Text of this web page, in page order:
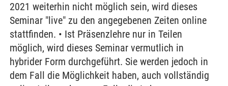
2021 weiterhin nicht möglich sein, wird dieses
Seminar "live" zu den angegebenen Zeiten online
stattfinden. • Ist Präsenzlehre nur in Teilen
möglich, wird dieses Seminar vermutlich in
hybrider Form durchgeführt. Sie werden jedoch in
dem Fall die Möglichkeit haben, auch vollständig